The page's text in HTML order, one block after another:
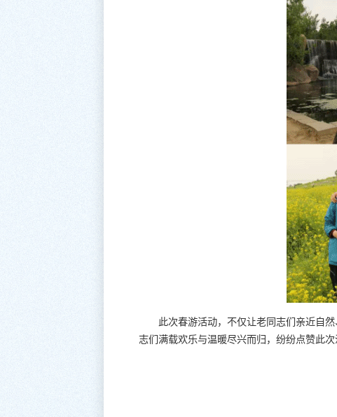
此次春游活动，不仅让老同志们亲近自
志们满载欢乐与温暖尽兴而归，纷纷点赞此